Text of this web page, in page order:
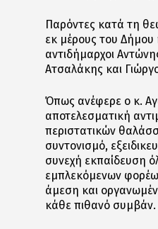
Παρόντες κατά τη
εκ μέρους του Δήμου
αντιδήμαρχοι
Ατσαλάκης και
Όπως ανέφερε ο κ.
αποτελεσματική
περιστατικών
συντονισμό,
συνεχή εκπαίδευση
εμπλεκόμενων
άμεση και
κάθε πιθανό συμβάν.